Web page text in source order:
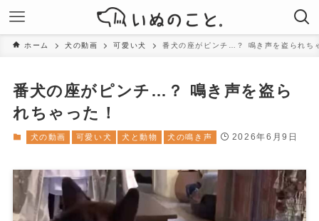
ホーム 犬の動画 可愛い犬 番犬の座がピンチ…？ 鳴き声を盗られち
番犬の座がピンチ…？ 鳴き声を盗ら
れちゃった！
犬の動画 可愛い犬 犬と動物 犬の鳴き声 2026年6月9日